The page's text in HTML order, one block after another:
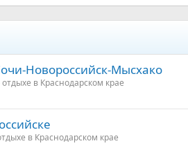
Новороссийск-Мысхако
в Краснодарском крае
в Краснодарском крае